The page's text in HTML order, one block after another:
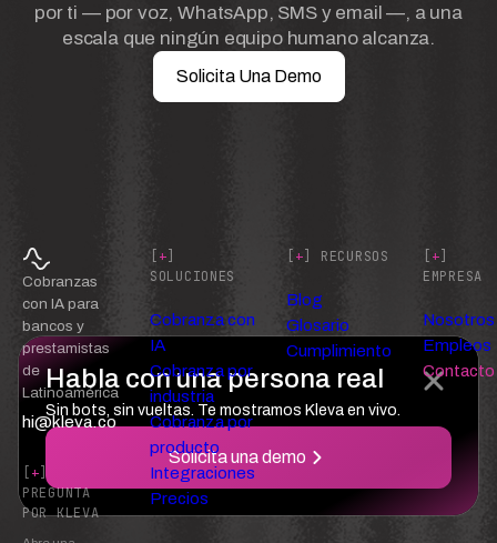
Habla con una persona real
Sin bots, sin vueltas. Te mostramos Kleva en vivo.
Solicita una demo
por ti — por voz, WhatsApp, SMS y email —, a una
escala que ningún equipo humano alcanza.
Solicita Una Demo
Cobranzas
con IA para
bancos y
prestamistas
de
Latinoamérica
hi@kleva.co
[+]
PREGUNTA
POR KLEVA
[+]
SOLUCIONES
Cobranza con
IA
Cobranza por
industria
Cobranza por
producto
Integraciones
Precios
[+] RECURSOS
Blog
Glosario
Cumplimiento
[+]
EMPRESA
Nosotros
Empleos
Contacto